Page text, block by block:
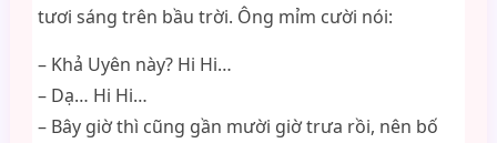
tươi sáng trên bầu trời. Ông mỉm cười nói:
– Khả Uyên này? Hi Hi…
– Dạ… Hi Hi…
– Bây giờ thì cũng gần mười giờ trưa rồi, nên bố